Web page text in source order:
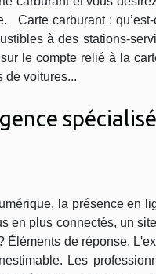
Carte carburant :
à des stations-
le compte relié à la
de voitures...
la présence en
en plus connectés, un
de réponse.
Les